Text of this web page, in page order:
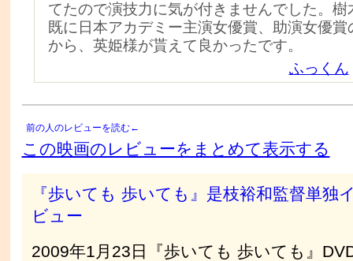
てたので演技力に気が付きませんでした。樹
既に日本アカデミー主演女優賞、助演女優賞
から、英姫様が貰えて良かったです。
ふっくん
前の人のレビューを読む←
この映画のレビューをまとめて表示する
『歩いても 歩いても』是枝裕和監督単独
ビュー
2009年1月23日『歩いても 歩いても』